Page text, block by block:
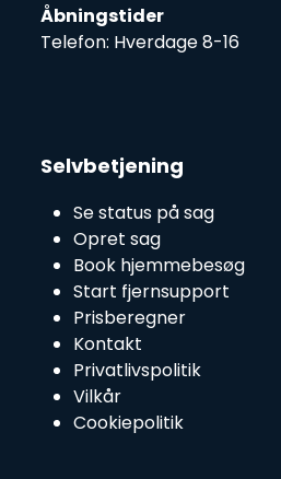
Åbningstider
Telefon: Hverdage 8-16
Selvbetjening
Se status på sag
Opret sag
Book hjemmebesøg
Start fjernsupport
Prisberegner
Kontakt
Privatlivspolitik
Vilkår
Cookiepolitik